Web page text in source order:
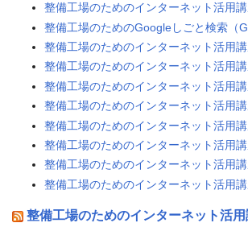
整備工場のためのインターネット活用
整備工場のためのGoogleしごと検索（
整備工場のためのインターネット活用
整備工場のためのインターネット活用
整備工場のためのインターネット活用
整備工場のためのインターネット活用
整備工場のためのインターネット活用
整備工場のためのインターネット活用
整備工場のためのインターネット活用
整備工場のためのインターネット活用
整備工場のためのインターネット活